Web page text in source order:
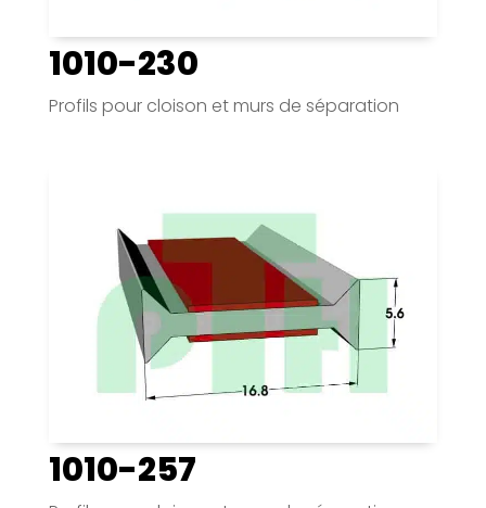
1010-230
Profils pour cloison et murs de séparation
1010-257